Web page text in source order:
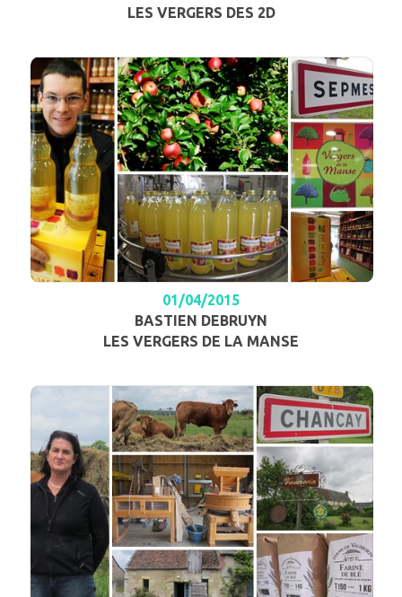
LES VERGERS DES 2D
01/04/2015
BASTIEN DEBRUYN
LES VERGERS DE LA MANSE